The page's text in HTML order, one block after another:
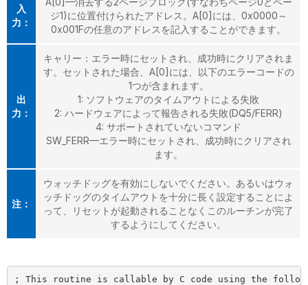
入
力：
ジ1)に位置付けられたアドレス。A[0]には、0x0000～
0x001Fの任意のアドレスを記入することができます。
出
力：
キャリー：エラー時にセットされ、成功時にクリアされま
す。セットされた場合、A[0]には、以下のエラーコードの
1つが含まれます。
1: ソフトウェアのタイムアウトによる失敗
2: ハードウェアによって報告される失敗(DQ5/FERR)
4: サポートされていないコマンド
SW_FERR—エラー時にセットされ、成功時にクリアされ
ます。
注：
ウォッチドッグを有効にしないでください。あるいはウォ
ッチドッグのタイムアウトを十分に長く設定することによ
って、リセットが起動されることなくこのルーチンが完了
するようにしてください。
; This routine is callable by C code using the